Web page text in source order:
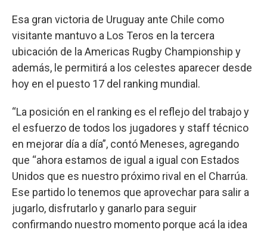
Esa gran victoria de Uruguay ante Chile como
visitante mantuvo a Los Teros en la tercera
ubicación de la Americas Rugby Championship y
además, le permitirá a los celestes aparecer desde
hoy en el puesto 17 del ranking mundial.
“La posición en el ranking es el reflejo del trabajo y
el esfuerzo de todos los jugadores y staff técnico
en mejorar día a día”, contó Meneses, agregando
que “ahora estamos de igual a igual con Estados
Unidos que es nuestro próximo rival en el Charrúa.
Ese partido lo tenemos que aprovechar para salir a
jugarlo, disfrutarlo y ganarlo para seguir
confirmando nuestro momento porque acá la idea